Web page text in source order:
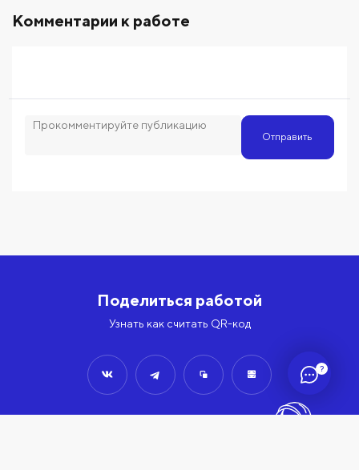
?
Комментарии к работе
Отправить
Поделиться работой
Узнать как считать QR-код